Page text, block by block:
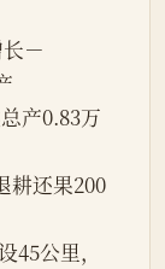
－
产0.83万
耕还果200
公里，